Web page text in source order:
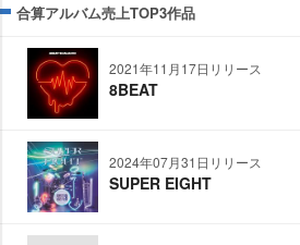
合算アルバム売上TOP3作品
2021年11月17日リリース
8BEAT
2024年07月31日リリース
SUPER EIGHT